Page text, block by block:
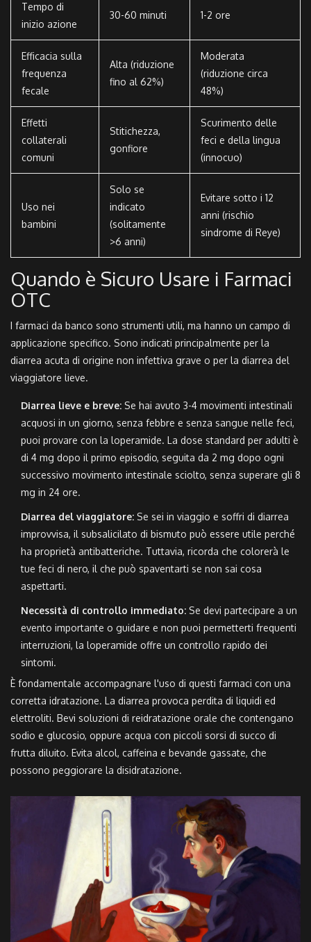
Tempo di
inizio azione
30-60 minuti 1-2 ore
Efficacia sulla
frequenza
fecale
Alta (riduzione
fino al 62%)
Moderata
(riduzione circa
48%)
Effetti
collaterali
comuni
Stitichezza,
gonfiore
Scurimento delle
feci e della lingua
(innocuo)
Uso nei
bambini
Solo se
indicato
(solitamente
>6 anni)
Evitare sotto i 12
anni (rischio
sindrome di Reye)
Quando è Sicuro Usare i Farmaci
OTC
I farmaci da banco sono strumenti utili, ma hanno un campo di
applicazione specifico. Sono indicati principalmente per la
diarrea acuta di origine non infettiva grave o per la diarrea del
viaggiatore lieve.
Diarrea lieve e breve: Se hai avuto 3-4 movimenti intestinali
acquosi in un giorno, senza febbre e senza sangue nelle feci,
puoi provare con la loperamide. La dose standard per adulti è
di 4 mg dopo il primo episodio, seguita da 2 mg dopo ogni
successivo movimento intestinale sciolto, senza superare gli 8
mg in 24 ore.
Diarrea del viaggiatore: Se sei in viaggio e soffri di diarrea
improvvisa, il subsalicilato di bismuto può essere utile perché
ha proprietà antibatteriche. Tuttavia, ricorda che colorerà le
tue feci di nero, il che può spaventarti se non sai cosa
aspettarti.
Necessità di controllo immediato: Se devi partecipare a un
evento importante o guidare e non puoi permetterti frequenti
interruzioni, la loperamide offre un controllo rapido dei
sintomi.
È fondamentale accompagnare l'uso di questi farmaci con una
corretta idratazione. La diarrea provoca perdita di liquidi ed
elettroliti. Bevi soluzioni di reidratazione orale che contengano
sodio e glucosio, oppure acqua con piccoli sorsi di succo di
frutta diluito. Evita alcol, caffeina e bevande gassate, che
possono peggiorare la disidratazione.